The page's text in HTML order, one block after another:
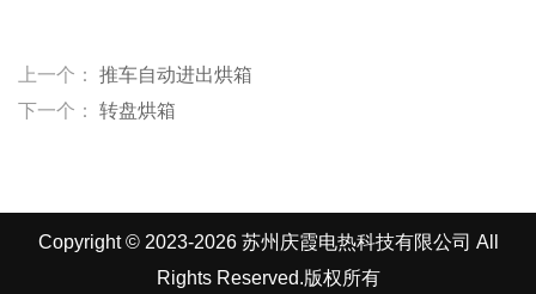
上一个： 推车自动进出烘箱
下一个： 转盘烘箱
Copyright © 2023-2026 苏州庆霞电热科技有限公司 All
Rights Reserved.版权所有